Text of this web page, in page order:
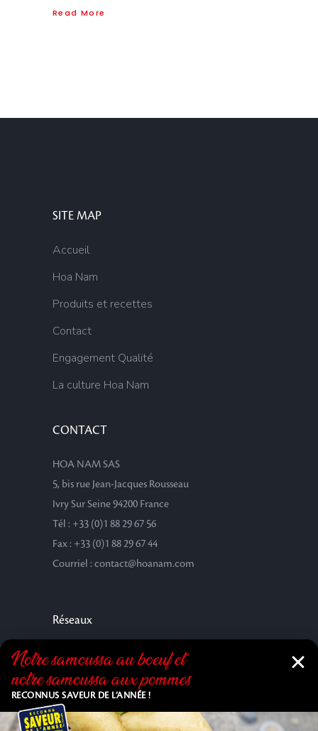
Read More
SITE MAP
Accueil
Hoa Nam
Produits et recettes
Contact
Engagement Qualité
La culture Hoa Nam
CONTACT
HOA NAM SAS
5, bis rue Jean-Jacques Rousseau
Ivry Sur Seine 94200 France
Tél : +33 (0)1 88 29 67 56
Fax : +33 (0)1 88 29 67 44
Courriel : contact@hoanam.com
Réseaux
Notre samoussa au bœuf et
notre samoussa aux pommes
RECONNUS SAVEUR DE L’ANNÉE !